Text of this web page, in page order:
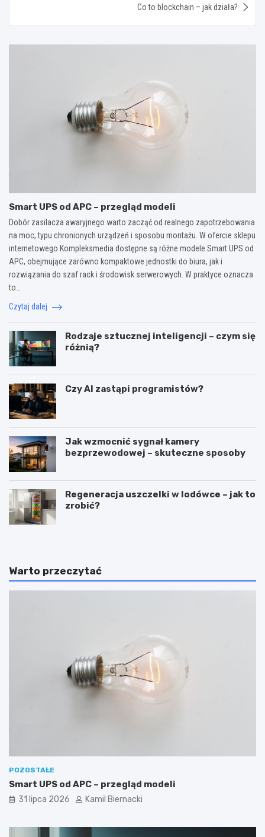
Co to blockchain – jak działa?
Smart UPS od APC – przegląd modeli
Dobór zasilacza awaryjnego warto zacząć od realnego zapotrzebowania
na moc, typu chronionych urządzeń i sposobu montażu. W ofercie sklepu
internetowego Kompleksmedia dostępne są różne modele Smart UPS od
APC, obejmujące zarówno kompaktowe jednostki do biura, jak i
rozwiązania do szaf rack i środowisk serwerowych. W praktyce oznacza
to…
Czytaj dalej
Rodzaje sztucznej inteligencji – czym się
różnią?
Czy AI zastąpi programistów?
Jak wzmocnić sygnał kamery
bezprzewodowej – skuteczne sposoby
Regeneracja uszczelki w lodówce – jak to
zrobić?
Warto przeczytać
POZOSTAŁE
Smart UPS od APC – przegląd modeli
31 lipca 2026 Kamil Biernacki